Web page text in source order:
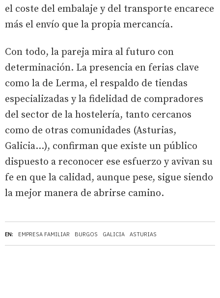
EN: EMPRESA FAMILIAR BURGOS GALICIA ASTURIAS
el coste del embalaje y del transporte encarece
más el envío que la propia mercancía.
Con todo, la pareja mira al futuro con
determinación. La presencia en ferias clave
como la de Lerma, el respaldo de tiendas
especializadas y la fidelidad de compradores
del sector de la hostelería, tanto cercanos
como de otras comunidades (Asturias,
Galicia...), confirman que existe un público
dispuesto a reconocer ese esfuerzo y avivan su
fe en que la calidad, aunque pese, sigue siendo
la mejor manera de abrirse camino.